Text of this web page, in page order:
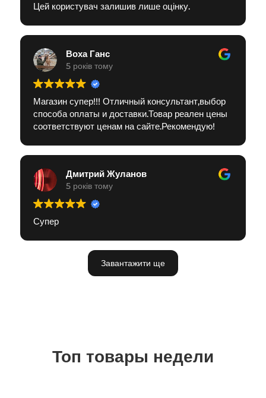
Цей користувач залишив лише оцінку.
Воха Ганс
5 років тому
Магазин супер!!! Отличный консультант,выбор
способа оплаты и доставки.Товар реален цены
соответствуют ценам на сайте.Рекомендую!
Дмитрий Жуланов
5 років тому
Супер
Завантажити ще
Топ товары недели